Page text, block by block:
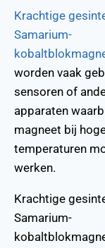
Krachtige
Samarium-
worden vaak
sensoren of
apparaten
magneet bij
temperaturen
werken.
Krachtige
Samarium-